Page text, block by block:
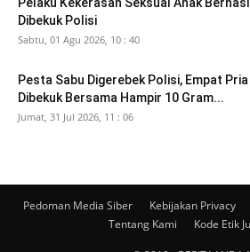
Pelaku Kekerasan Seksual Anak Berhasil
Dibekuk Polisi
Sabtu, 01 Agu 2026, 10 : 40
Pesta Sabu Digerebek Polisi, Empat Pria
Dibekuk Bersama Hampir 10 Gram...
Jumat, 31 Jul 2026, 11 : 06
Pedoman Media Siber Kebijakan Privacy
Tentang Kami
Kode Etik